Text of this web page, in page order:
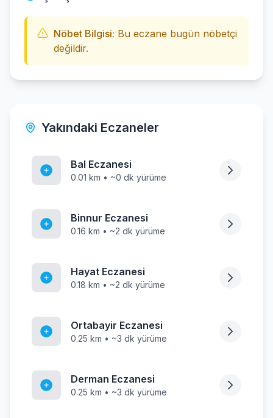
Nöbet Bilgisi: Bu eczane bugün nöbetçi
değildir.
Yakındaki Eczaneler
Bal Eczanesi
0.01 km • ~0 dk yürüme
Binnur Eczanesi
0.16 km • ~2 dk yürüme
Hayat Eczanesi
0.18 km • ~2 dk yürüme
Ortabayir Eczanesi
0.25 km • ~3 dk yürüme
Derman Eczanesi
0.25 km • ~3 dk yürüme